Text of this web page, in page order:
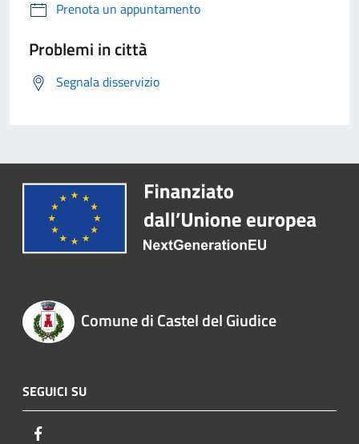
Prenota un appuntamento
Problemi in città
Segnala disservizio
Comune di Castel del Giudice
SEGUICI SU